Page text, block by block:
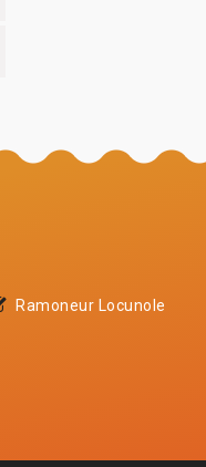
Ramoneur Locunole